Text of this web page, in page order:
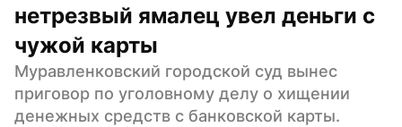
нетрезвый ямалец увел деньги с
чужой карты
Муравленковский городской суд вынес
приговор по уголовному делу о хищении
денежных средств с банковской карты.